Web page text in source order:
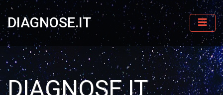
DIAGNOSE.IT
DIAGNOSE.IT